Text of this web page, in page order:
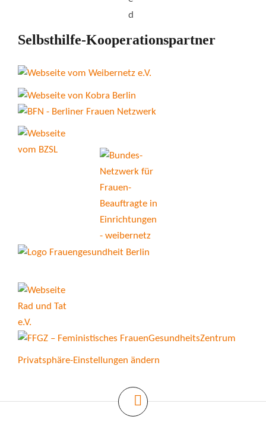
Selbsthilfe-Kooperationspartner
Privatsphäre-Einstellungen ändern